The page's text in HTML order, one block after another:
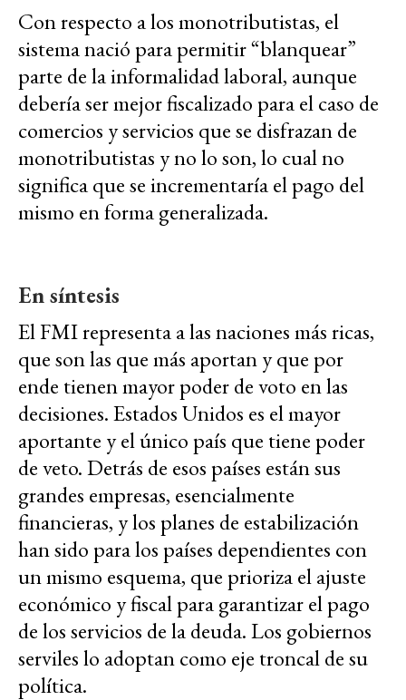
Con respecto a los monotributistas, el
sistema nació para permitir “blanquear”
parte de la informalidad laboral, aunque
debería ser mejor fiscalizado para el caso de
comercios y servicios que se disfrazan de
monotributistas y no lo son, lo cual no
significa que se incrementaría el pago del
mismo en forma generalizada.
En síntesis
El FMI representa a las naciones más ricas,
que son las que más aportan y que por
ende tienen mayor poder de voto en las
decisiones. Estados Unidos es el mayor
aportante y el único país que tiene poder
de veto. Detrás de esos países están sus
grandes empresas, esencialmente
financieras, y los planes de estabilización
han sido para los países dependientes con
un mismo esquema, que prioriza el ajuste
económico y fiscal para garantizar el pago
de los servicios de la deuda. Los gobiernos
serviles lo adoptan como eje troncal de su
política.